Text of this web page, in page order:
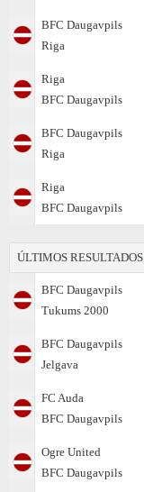
BFC Daugavpils
Riga
Riga
BFC Daugavpils
BFC Daugavpils
Riga
Riga
BFC Daugavpils
ÚLTIMOS RESULTADOS
BFC Daugavpils
Tukums 2000
BFC Daugavpils
Jelgava
FC Auda
BFC Daugavpils
Ogre United
BFC Daugavpils